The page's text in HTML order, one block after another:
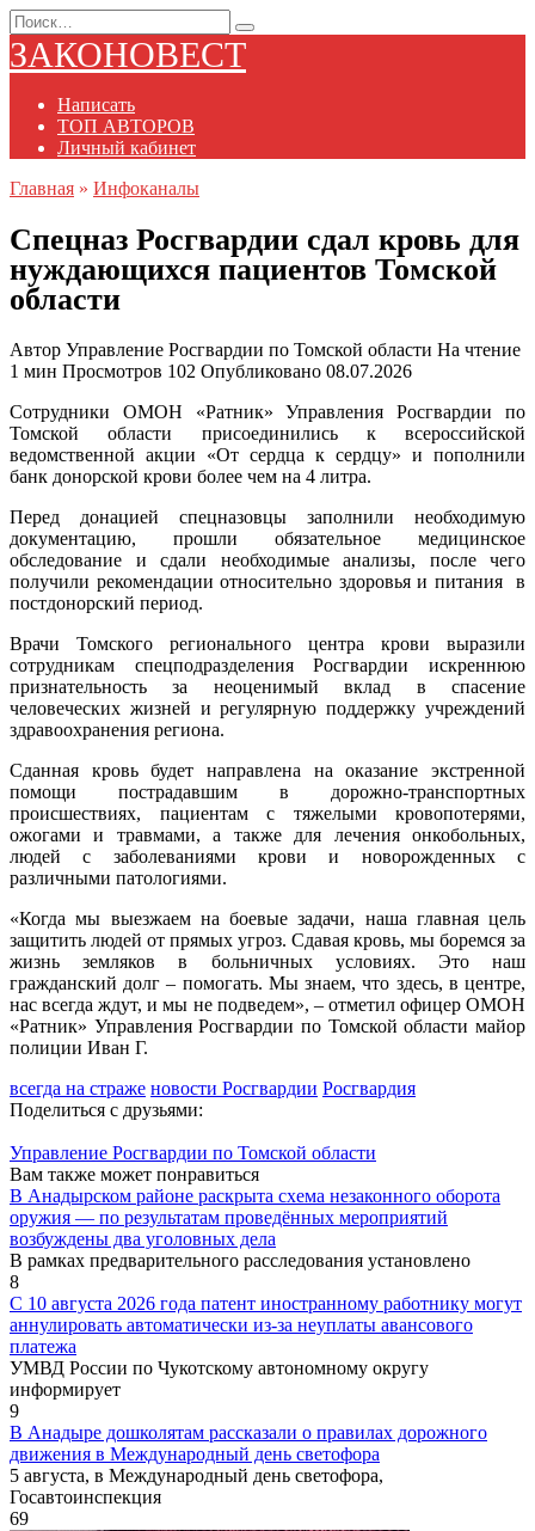
Перейти
к
содержанию
Search
for:
ЗАКОНОВЕСТ
Написать
ТОП АВТОРОВ
Личный кабинет
Главная » Инфоканалы
Спецназ Росгвардии сдал кровь для
нуждающихся пациентов Томской
области
Автор Управление Росгвардии по Томской области На чтение
1 мин Просмотров 102 Опубликовано 08.07.2026
Сотрудники ОМОН «Ратник» Управления Росгвардии по
Томской области присоединились к всероссийской
ведомственной акции «От сердца к сердцу» и пополнили
банк донорской крови более чем на 4 литра.
Перед донацией спецназовцы заполнили необходимую
документацию, прошли обязательное медицинское
обследование и сдали необходимые анализы, после чего
получили рекомендации относительно здоровья и питания в
постдонорский период.
Врачи Томского регионального центра крови выразили
сотрудникам спецподразделения Росгвардии искреннюю
признательность за неоценимый вклад в спасение
человеческих жизней и регулярную поддержку учреждений
здравоохранения региона.
Сданная кровь будет направлена на оказание экстренной
помощи пострадавшим в дорожно-транспортных
происшествиях, пациентам с тяжелыми кровопотерями,
ожогами и травмами, а также для лечения онкобольных,
людей с заболеваниями крови и новорожденных с
различными патологиями.
«Когда мы выезжаем на боевые задачи, наша главная цель
защитить людей от прямых угроз. Сдавая кровь, мы боремся за
жизнь земляков в больничных условиях. Это наш
гражданский долг – помогать. Мы знаем, что здесь, в центре,
нас всегда ждут, и мы не подведем», – отметил офицер ОМОН
«Ратник» Управления Росгвардии по Томской области майор
полиции Иван Г.
всегда на страже новости Росгвардии Росгвардия
Поделиться с друзьями:
Управление Росгвардии по Томской области
Вам также может понравиться
В Анадырском районе раскрыта схема незаконного оборота
оружия — по результатам проведённых мероприятий
возбуждены два уголовных дела
В рамках предварительного расследования установлено
8
С 10 августа 2026 года патент иностранному работнику могут
аннулировать автоматически из-за неуплаты авансового
платежа
УМВД России по Чукотскому автономному округу
информирует
9
В Анадыре дошколятам рассказали о правилах дорожного
движения в Международный день светофора
5 августа, в Международный день светофора,
Госавтоинспекция
69